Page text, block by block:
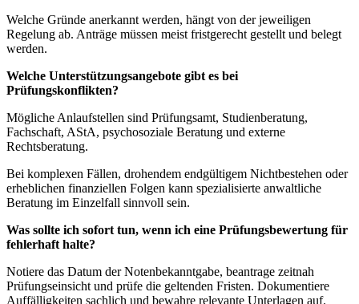
Welche Gründe anerkannt werden, hängt von der jeweiligen
Regelung ab. Anträge müssen meist fristgerecht gestellt und belegt
werden.
Welche Unterstützungsangebote gibt es bei
Prüfungskonflikten?
Mögliche Anlaufstellen sind Prüfungsamt, Studienberatung,
Fachschaft, AStA, psychosoziale Beratung und externe
Rechtsberatung.
Bei komplexen Fällen, drohendem endgültigem Nichtbestehen oder
erheblichen finanziellen Folgen kann spezialisierte anwaltliche
Beratung im Einzelfall sinnvoll sein.
Was sollte ich sofort tun, wenn ich eine Prüfungsbewertung für
fehlerhaft halte?
Notiere das Datum der Notenbekanntgabe, beantrage zeitnah
Prüfungseinsicht und prüfe die geltenden Fristen. Dokumentiere
Auffälligkeiten sachlich und bewahre relevante Unterlagen auf.